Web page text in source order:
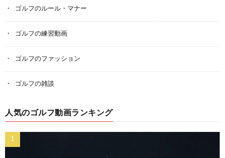
ゴルフのルール・マナー
ゴルフの練習動画
ゴルフのファッション
ゴルフの雑談
人気のゴルフ動画ランキング